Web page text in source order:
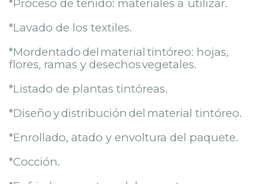
*Proceso de teñido: materiales a utilizar.
*Lavado de los textiles.
*Mordentadodel material tintóreo: hojas,
flores, ramas y desechosvegetales.
*Listado de plantas tintóreas.
*Diseñoydistribución del material tintóreo.
*Enrollado, atado y envoltura del paquete.
*Cocción.